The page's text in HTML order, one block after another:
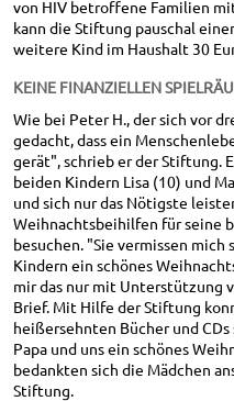
von HIV betroffene Familien
kann die Stiftung pauschal
weitere Kind im Haushalt 30
KEINE FINANZIELLEN
Wie bei Peter H., der sich vor
gedacht, dass ein
gerät", schrieb er der Stiftung.
beiden Kindern Lisa (10) und
und sich nur das Nötigste
Weihnachtsbeihilfen für seine
besuchen. "Sie vermissen
Kindern ein schönes
mir das nur mit Unterstützung
Brief. Mit Hilfe der Stiftung
heißersehnten Bücher und CDs
Papa und uns ein schönes
bedankten sich die Mädchen
Stiftung.